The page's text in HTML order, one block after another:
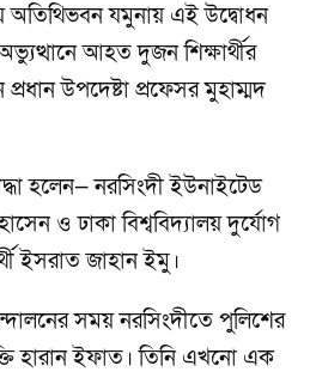
অতিথিভবন যমুনায় এই উদ্বোধন
আহত দুজন শিক্ষার্থীর
উপদেষ্টা প্রফেসর মুহাম্মদ
হলেন— নরসিংদী ইউনাইটেড
ও ঢাকা বিশ্ববিদ্যালয় দুর্যোগ
ইসরাত জাহান ইমু।
সময় নরসিংদীতে পুলিশের
হারান ইফাত। তিনি এখনো এক